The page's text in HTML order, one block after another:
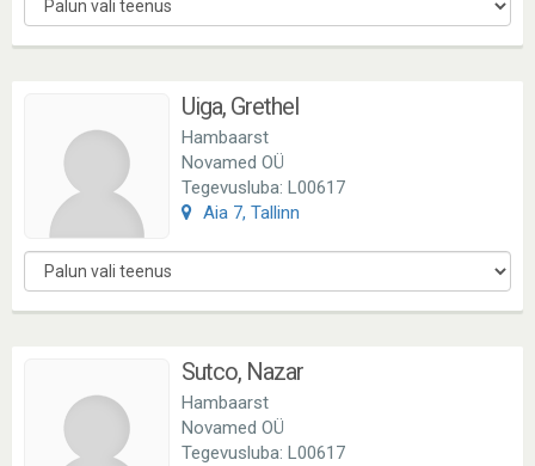
Uiga, Grethel
Hambaarst
Novamed OÜ
Tegevusluba: L00617
Aia 7, Tallinn
Sutco, Nazar
Hambaarst
Novamed OÜ
Tegevusluba: L00617